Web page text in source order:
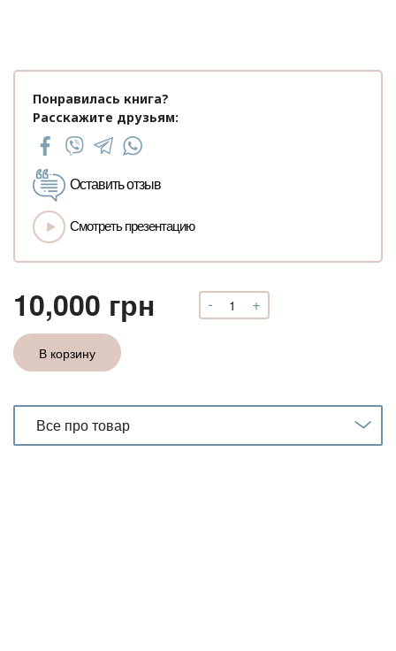
Понравилась книга?
Расскажите друзьям:
Оставить отзыв
Смотреть презентацию
10,000 грн -
Количество
Видеокурс
/
+
В корзину
Все про товар